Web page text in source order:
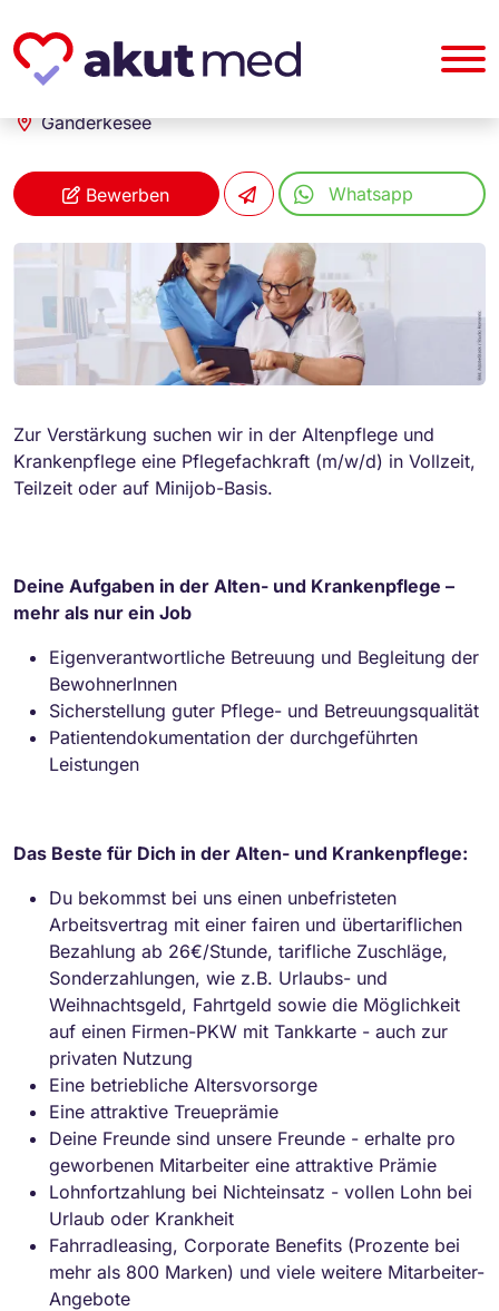
akut... Medizinische Personallogistik GmbH
Pflegefachkraft (m/w/d)
Ganderkesee
Bewerben Whatsapp
Zur Verstärkung suchen wir in der Altenpflege und
Krankenpflege eine Pflegefachkraft (m/w/d) in Vollzeit,
Teilzeit oder auf Minijob-Basis.
Deine Aufgaben in der Alten- und Krankenpflege –
mehr als nur ein Job
Eigenverantwortliche Betreuung und Begleitung der
BewohnerInnen
Sicherstellung guter Pflege- und Betreuungsqualität
Patientendokumentation der durchgeführten
Leistungen
Das Beste für Dich in der Alten- und Krankenpflege:
Du bekommst bei uns einen unbefristeten
Arbeitsvertrag mit einer fairen und übertariflichen
Bezahlung ab 26€/Stunde, tarifliche Zuschläge,
Sonderzahlungen, wie z.B. Urlaubs- und
Weihnachtsgeld, Fahrtgeld sowie die Möglichkeit
auf einen Firmen-PKW mit Tankkarte - auch zur
privaten Nutzung
Eine betriebliche Altersvorsorge
Eine attraktive Treueprämie
Deine Freunde sind unsere Freunde - erhalte pro
geworbenen Mitarbeiter eine attraktive Prämie
Lohnfortzahlung bei Nichteinsatz - vollen Lohn bei
Urlaub oder Krankheit
Fahrradleasing, Corporate Benefits (Prozente bei
mehr als 800 Marken) und viele weitere Mitarbeiter-
Angebote